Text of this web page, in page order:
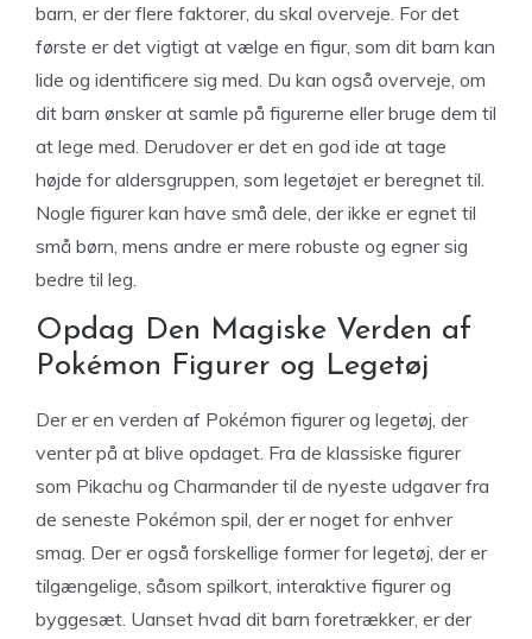
barn, er der flere faktorer, du skal overveje. For det
første er det vigtigt at vælge en figur, som dit barn kan
lide og identificere sig med. Du kan også overveje, om
dit barn ønsker at samle på figurerne eller bruge dem til
at lege med. Derudover er det en god ide at tage
højde for aldersgruppen, som legetøjet er beregnet til.
Nogle figurer kan have små dele, der ikke er egnet til
små børn, mens andre er mere robuste og egner sig
bedre til leg.
Opdag Den Magiske Verden af
Pokémon Figurer og Legetøj
Der er en verden af Pokémon figurer og legetøj, der
venter på at blive opdaget. Fra de klassiske figurer
som Pikachu og Charmander til de nyeste udgaver fra
de seneste Pokémon spil, der er noget for enhver
smag. Der er også forskellige former for legetøj, der er
tilgængelige, såsom spilkort, interaktive figurer og
byggesæt. Uanset hvad dit barn foretrækker, er der